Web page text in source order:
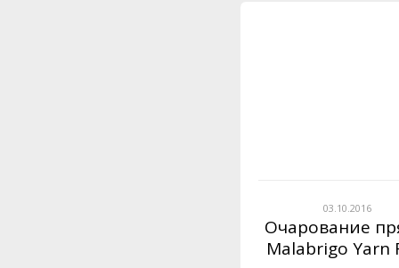
03.10.2016
Очарование
Malabrigo Yarn